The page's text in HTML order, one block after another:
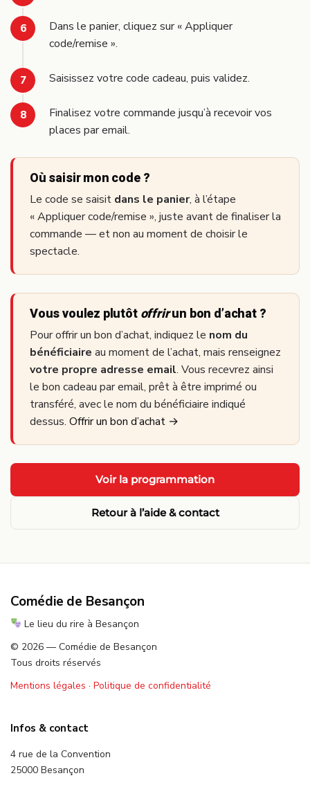
Dans le panier, cliquez sur « Appliquer
code/remise ».
Saisissez votre code cadeau, puis validez.
Finalisez votre commande jusqu’à recevoir vos
places par email.
Où saisir mon code ?
Le code se saisit dans le panier, à l’étape
« Appliquer code/remise », juste avant de finaliser la
commande — et non au moment de choisir le
spectacle.
Vous voulez plutôtoffrirun bon d’achat ?
Pour offrir un bon d’achat, indiquez le nom du
bénéficiaire au moment de l’achat, mais renseignez
votre propre adresse email. Vous recevrez ainsi
le bon cadeau par email, prêt à être imprimé ou
transféré, avec le nom du bénéficiaire indiqué
dessus. Offrir un bon d’achat →
Voir la programmation
Retour à l’aide & contact
Comédie de Besançon
Le lieu du rire à Besançon
© 2026 — Comédie de Besançon
Tous droits réservés
Mentions légales · Politique de confidentialité
Infos & contact
4 rue de la Convention
25000 Besançon